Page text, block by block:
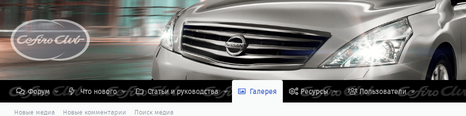
Форум Что нового Статьи и руководства Галерея Ресурсы Пользователи
Новые медиа Новые комментарии Поиск медиа